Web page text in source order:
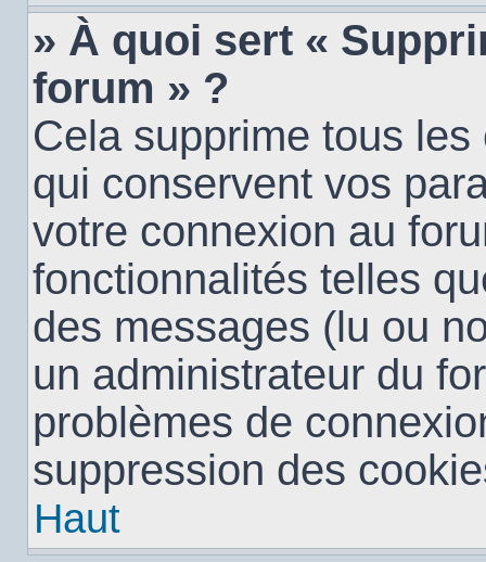
» À quoi sert «
forum » ?
Cela supprime tous
qui conservent vos
votre connexion au
fonctionnalités telles
des messages (lu ou
un administrateur du
problèmes de
suppression des
Haut